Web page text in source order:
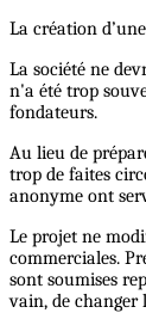
La création
La société ne
n'a été trop
fondateurs.
Au lieu de
trop de faites
anonyme ont
Le projet ne
commerciales.
sont soumises
vain, de changer